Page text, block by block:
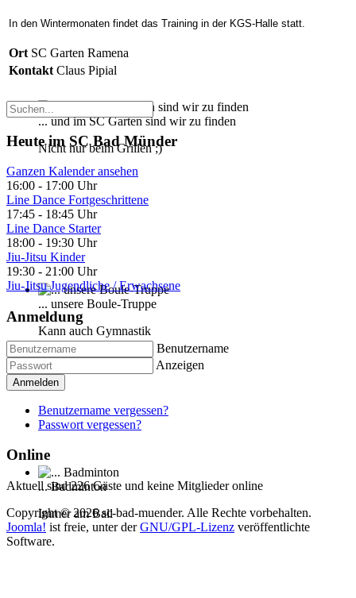
... und im SC Garten sind wir zu finden
Nicht nur beim Grillen ;)
... unsere Boule-Truppe
Kann auch Gymnastik
... Badminton
Immer am Ball
In den Wintermonaten findet das Training in der KGS-Halle statt.
Ort SC Garten Ramena
Kontakt Claus Pipial
Heute im SC Bad Münder
Ganzen Kalender ansehen
16:00 - 17:00 Uhr
Line Dance Fortgeschrittene
17:45 - 18:45 Uhr
Line Dance Starter
18:00 - 19:30 Uhr
Jiu-Jitsu Kinder
19:30 - 21:00 Uhr
Jiu-Jitsu Jugendliche / Erwachsene
Anmeldung
Benutzername
Anzeigen
Anmelden
Benutzername vergessen?
Passwort vergessen?
Online
Aktuell sind 226 Gäste und keine Mitglieder online
Copyright © 2026 sc-bad-muender. Alle Rechte vorbehalten.
Joomla! ist freie, unter derGNU/GPL-Lizenz veröffentlichte
Software.